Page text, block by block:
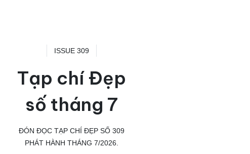
ISSUE 309
Tạp chí Đẹp
số tháng 7
ĐÓN ĐỌC TẠP CHÍ ĐẸP SỐ 309
PHÁT HÀNH THÁNG 7/2026.